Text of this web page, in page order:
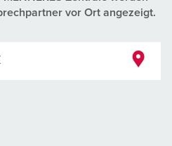
vor Ort angezeigt.